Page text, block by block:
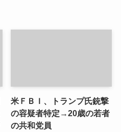
米ＦＢＩ、トランプ氏銃撃
の容疑者特定→20歳の若者
の共和党員